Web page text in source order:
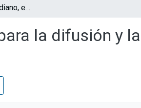
De lo nano a lo cotidiano, el arte como canal para la difusión y la concientización
la difusión y la